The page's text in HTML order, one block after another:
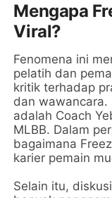
Mengapa
Viral?
Fenomena ini
pelatih dan
kritik terhadap
dan wawancara.
adalah Coach
MLBB. Dalam
bagaimana
karier pemain
Selain itu,